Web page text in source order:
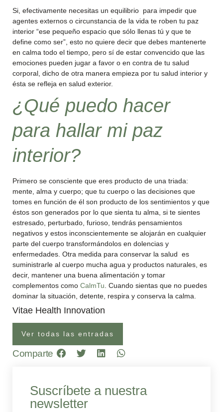
Si, efectivamente necesitas un equilibrio para impedir que
agentes externos o circunstancia de la vida te roben tu paz
interior “ese pequeño espacio que sólo llenas tú y que te
define como ser”, esto no quiere decir que debes mantenerte
en calma todo el tiempo, pero sí de estar convencido que las
emociones pueden jugar a favor o en contra de tu salud
corporal, dicho de otra manera empieza por tu salud interior y
ésta se refleja en salud exterior.
¿Qué puedo hacer
para hallar mi paz
interior?
Primero se consciente que eres producto de una triada:
mente, alma y cuerpo; que tu cuerpo o las decisiones que
tomes en función de él son producto de los sentimientos y que
éstos son generados por lo que sienta tu alma, si te sientes
estresado, perturbado, furioso, tendrás pensamientos
negativos y estos inconscientemente se alojarán en cualquier
parte del cuerpo transformándolos en dolencias y
enfermedades. Otra medida para conservar la salud es
suministrarle al cuerpo mucha agua y productos naturales, es
decir, mantener una buena alimentación y tomar
complementos como CalmTu . Cuando sientas que no puedes
dominar la situación, detente, respira y conserva la calma.
Vitae Health Innovation
Ver todas las entradas
Comparte
Suscríbete a nuestra
newsletter